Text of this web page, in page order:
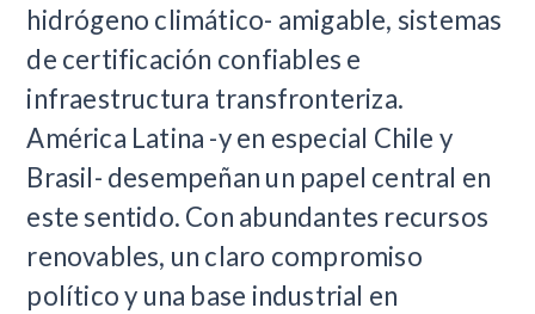
hidrógeno climático- amigable, sistemas
de certificación confiables e
infraestructura transfronteriza.
América Latina -y en especial Chile y
Brasil- desempeñan un papel central en
este sentido. Con abundantes recursos
renovables, un claro compromiso
político y una base industrial en